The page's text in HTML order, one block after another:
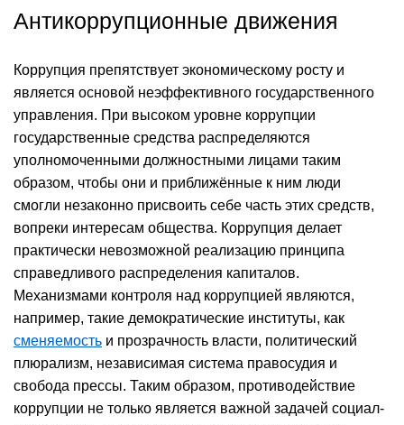
Антикоррупционные движения
Коррупция препятствует экономическому росту и
является основой неэффективного государственного
управления. При высоком уровне коррупции
государственные средства распределяются
уполномоченными должностными лицами таким
образом, чтобы они и приближённые к ним люди
смогли незаконно присвоить себе часть этих средств,
вопреки интересам общества. Коррупция делает
практически невозможной реализацию принципа
справедливого распределения капиталов.
Механизмами контроля над коррупцией являются,
например, такие демократические институты, как
сменяемость и прозрачность власти, политический
плюрализм, независимая система правосудия и
свобода прессы. Таким образом, противодействие
коррупции не только является важной задачей социал-